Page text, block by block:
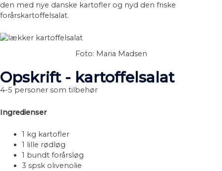
den med nye danske kartofler og nyd den friske
forårskartoffelsalat.
Foto: Maria Madsen
Opskrift - kartoffelsalat
4-5 personer som tilbehør
Ingredienser
1 kg kartofler
1 lille rødløg
1 bundt forårsløg
3 spsk olivenolie